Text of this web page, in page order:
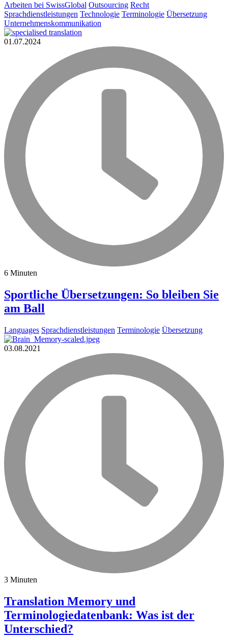
Arbeiten bei SwissGlobal Outsourcing Recht
Sprachdienstleistungen Technologie Terminologie Übersetzung
Unternehmenskommunikation
01.07.2024
6 Minuten
Sportliche Übersetzungen: So bleiben Sie
am Ball
Languages Sprachdienstleistungen Terminologie Übersetzung
03.08.2021
3 Minuten
Translation Memory und
Terminologiedatenbank: Was ist der
Unterschied?